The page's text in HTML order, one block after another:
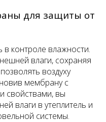
для защиты от
контроле влажности.
влаги, сохраняя
воздуху
мембрану с
свойствами, вы
влаги в утеплитель и
системы.